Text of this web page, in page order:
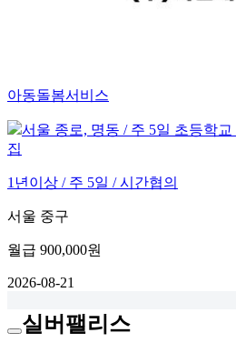
아동돌봄서비스
서울 종로, 명동 / 주 5일 초등학
집
1년이상 / 주 5일 / 시간협의
서울 중구
월급 900,000원
2026-08-21
실버팰리스